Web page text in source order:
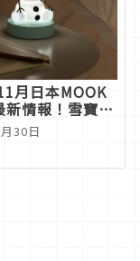
月日本MOOK
新情報！雪寶小
亮冬季
30日